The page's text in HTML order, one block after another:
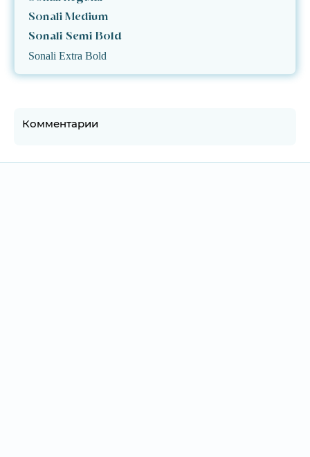
Sonali Medium
Sonali Semi Bold
Sonali Extra Bold
Комментарии